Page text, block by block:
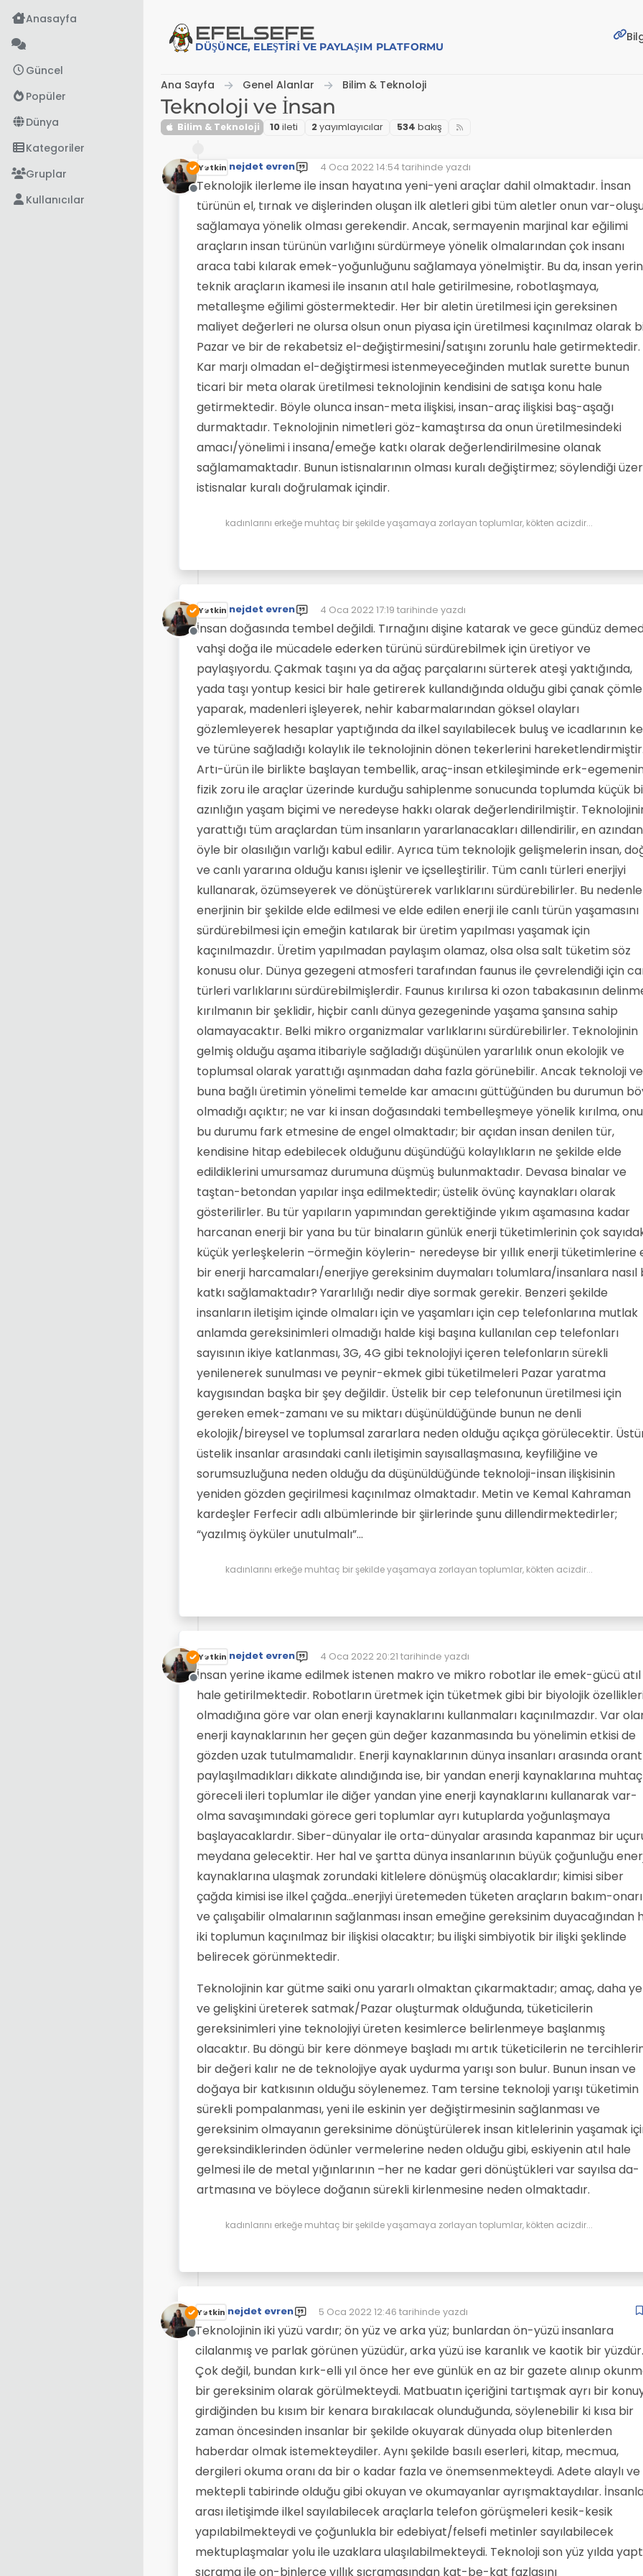
İçeriğe atla
Anasayfa
Güncel
Popüler
Dünya
Kategoriler
Gruplar
Kullanıcılar
EFELSEFE
DÜŞÜNCE, ELEŞTIRI VE PAYLAŞIM PLATFORMU
Ana Sayfa Genel Alanlar Bilim & Teknoloji
Teknoloji ve İnsan
Bilim & Teknoloji 10i̇leti 2yayımlayıcılar 534 bakış
Çevrimdışı
Yetkin nejdet evren 4 Oca 2022 14:54 tarihinde yazdı
Son düzenleyen:
Teknolojik ilerleme ile insan hayatına yeni-yeni araçlar dahil olmaktadır. İnsan
türünün el, tırnak ve dişlerinden oluşan ilk aletleri gibi tüm aletler onun var-
sağlamaya yönelik olması gerekendir. Ancak, sermayenin marjinal kar eğilimi
araçların insan türünün varlığını sürdürmeye yönelik olmalarından çok insanı
araca tabi kılarak emek-yoğunluğunu sağlamaya yönelmiştir. Bu da, insan
teknik araçların ikamesi ile insanın atıl hale getirilmesine, robotlaşmaya,
metalleşme eğilimi göstermektedir. Her bir aletin üretilmesi için gereksinen
maliyet değerleri ne olursa olsun onun piyasa için üretilmesi kaçınılmaz olarak
Pazar ve bir de rekabetsiz el-değiştirmesini/satışını zorunlu hale getirmektedir.
Kar marjı olmadan el-değiştirmesi istenmeyeceğinden mutlak surette bunun
ticari bir meta olarak üretilmesi teknolojinin kendisini de satışa konu hale
getirmektedir. Böyle olunca insan-meta ilişkisi, insan-araç ilişkisi baş-aşağı
durmaktadır. Teknolojinin nimetleri göz-kamaştırsa da onun üretilmesindeki
amacı/yönelimi i insana/emeğe katkı olarak değerlendirilmesine olanak
sağlamamaktadır. Bunun istisnalarının olması kuralı değiştirmez; söylendiği
istisnalar kuralı doğrulamak içindir.
kadınlarını erkeğe muhtaç bir şekilde yaşamaya zorlayan toplumlar, kökten acizdir...
Çevrimdışı
Yetkin nejdet evren 4 Oca 2022 17:19 tarihinde yazdı
Son düzenleyen:
İnsan doğasında tembel değildi. Tırnağını dişine katarak ve gece gündüz
vahşi doğa ile mücadele ederken türünü sürdürebilmek için üretiyor ve
paylaşıyordu. Çakmak taşını ya da ağaç parçalarını sürterek ateşi yaktığında,
yada taşı yontup kesici bir hale getirerek kullandığında olduğu gibi çanak
yaparak, madenleri işleyerek, nehir kabarmalarından göksel olayları
gözlemleyerek hesaplar yaptığında da ilkel sayılabilecek buluş ve icadlarının
ve türüne sağladığı kolaylık ile teknolojinin dönen tekerlerini
Artı-ürün ile birlikte başlayan tembellik, araç-insan etkileşiminde erk-
fizik zoru ile araçlar üzerinde kurduğu sahiplenme sonucunda toplumda küçük
azınlığın yaşam biçimi ve neredeyse hakkı olarak değerlendirilmiştir.
yarattığı tüm araçlardan tüm insanların yararlanacakları dillendirilir, en azından
öyle bir olasılığın varlığı kabul edilir. Ayrıca tüm teknolojik gelişmelerin insan,
ve canlı yararına olduğu kanısı işlenir ve içselleştirilir. Tüm canlı türleri enerjiyi
kullanarak, özümseyerek ve dönüştürerek varlıklarını sürdürebilirler. Bu nedenle
enerjinin bir şekilde elde edilmesi ve elde edilen enerji ile canlı türün yaşamasını
sürdürebilmesi için emeğin katılarak bir üretim yapılması yaşamak için
kaçınılmazdır. Üretim yapılmadan paylaşım olamaz, olsa olsa salt tüketim söz
konusu olur. Dünya gezegeni atmosferi tarafından faunus ile çevrelendiği için
türleri varlıklarını sürdürebilmişlerdir. Faunus kırılırsa ki ozon tabakasının
kırılmanın bir şeklidir, hiçbir canlı dünya gezegeninde yaşama şansına sahip
olamayacaktır. Belki mikro organizmalar varlıklarını sürdürebilirler. Teknolojinin
gelmiş olduğu aşama itibariyle sağladığı düşünülen yararlılık onun ekolojik ve
toplumsal olarak yarattığı aşınmadan daha fazla görünebilir. Ancak teknoloji ve
buna bağlı üretimin yönelimi temelde kar amacını güttüğünden bu durumun
olmadığı açıktır; ne var ki insan doğasındaki tembelleşmeye yönelik kırılma,
bu durumu fark etmesine de engel olmaktadır; bir açıdan insan denilen tür,
kendisine hitap edebilecek olduğunu düşündüğü kolaylıkların ne şekilde elde
edildiklerini umursamaz durumuna düşmüş bulunmaktadır. Devasa binalar ve
taştan-betondan yapılar inşa edilmektedir; üstelik övünç kaynakları olarak
gösterilirler. Bu tür yapıların yapımından gerektiğinde yıkım aşamasına kadar
harcanan enerji bir yana bu tür binaların günlük enerji tüketimlerinin çok
küçük yerleşkelerin –örmeğin köylerin- neredeyse bir yıllık enerji tüketimlerine
bir enerji harcamaları/enerjiye gereksinim duymaları tolumlara/insanlara nasıl
katkı sağlamaktadır? Yararlılığı nedir diye sormak gerekir. Benzeri şekilde
insanların iletişim içinde olmaları için ve yaşamları için cep telefonlarına mutlak
anlamda gereksinimleri olmadığı halde kişi başına kullanılan cep telefonları
sayısının ikiye katlanması, 3G, 4G gibi teknolojiyi içeren telefonların sürekli
yenilenerek sunulması ve peynir-ekmek gibi tüketilmeleri Pazar yaratma
kaygısından başka bir şey değildir. Üstelik bir cep telefonunun üretilmesi için
gereken emek-zamanı ve su miktarı düşünüldüğünde bunun ne denli
ekolojik/bireysel ve toplumsal zararlara neden olduğu açıkça görülecektir.
üstelik insanlar arasındaki canlı iletişimin sayısallaşmasına, keyfiliğine ve
sorumsuzluğuna neden olduğu da düşünüldüğünde teknoloji-insan ilişkisinin
yeniden gözden geçirilmesi kaçınılmaz olmaktadır. Metin ve Kemal Kahraman
kardeşler Ferfecir adlı albümlerinde bir şiirlerinde şunu dillendirmektedirler;
“yazılmış öyküler unutulmalı”...
kadınlarını erkeğe muhtaç bir şekilde yaşamaya zorlayan toplumlar, kökten acizdir...
Çevrimdışı
Yetkin nejdet evren 4 Oca 2022 20:21 tarihinde yazdı
Son düzenleyen:
İnsan yerine ikame edilmek istenen makro ve mikro robotlar ile emek-gücü atıl
hale getirilmektedir. Robotların üretmek için tüketmek gibi bir biyolojik
olmadığına göre var olan enerji kaynaklarını kullanmaları kaçınılmazdır. Var
enerji kaynaklarının her geçen gün değer kazanmasında bu yönelimin etkisi de
gözden uzak tutulmamalıdır. Enerji kaynaklarının dünya insanları arasında
paylaşılmadıkları dikkate alındığında ise, bir yandan enerji kaynaklarına
göreceli ileri toplumlar ile diğer yandan yine enerji kaynaklarını kullanarak var-
olma savaşımındaki görece geri toplumlar ayrı kutuplarda yoğunlaşmaya
başlayacaklardır. Siber-dünyalar ile orta-dünyalar arasında kapanmaz bir
meydana gelecektir. Her hal ve şartta dünya insanlarının büyük çoğunluğu
kaynaklarına ulaşmak zorundaki kitlelere dönüşmüş olacaklardır; kimisi siber
çağda kimisi ise ilkel çağda...enerjiyi üretemeden tüketen araçların bakım-
ve çalışabilir olmalarının sağlanması insan emeğine gereksinim duyacağından
iki toplumun kaçınılmaz bir ilişkisi olacaktır; bu ilişki simbiyotik bir ilişki şeklinde
belirecek görünmektedir.
Teknolojinin kar gütme saiki onu yararlı olmaktan çıkarmaktadır; amaç, daha
ve gelişkini üreterek satmak/Pazar oluşturmak olduğunda, tüketicilerin
gereksinimleri yine teknolojiyi üreten kesimlerce belirlenmeye başlanmış
olacaktır. Bu döngü bir kere dönmeye başladı mı artık tüketicilerin ne
bir değeri kalır ne de teknolojiye ayak uydurma yarışı son bulur. Bunun insan ve
doğaya bir katkısının olduğu söylenemez. Tam tersine teknoloji yarışı tüketimin
sürekli pompalanması, yeni ile eskinin yer değiştirmesinin sağlanması ve
gereksinim olmayanın gereksinime dönüştürülerek insan kitlelerinin yaşamak
gereksindiklerinden ödünler vermelerine neden olduğu gibi, eskiyenin atıl hale
gelmesi ile de metal yığınlarının –her ne kadar geri dönüştükleri var sayılsa da-
artmasına ve böylece doğanın sürekli kirlenmesine neden olmaktadır.
kadınlarını erkeğe muhtaç bir şekilde yaşamaya zorlayan toplumlar, kökten acizdir...
Çevrimdışı
Yetkin nejdet evren 5 Oca 2022 12:46 tarihinde yazdı
Son düzenleyen:
Teknolojinin iki yüzü vardır; ön yüz ve arka yüz; bunlardan ön-yüzü insanlara
cilalanmış ve parlak görünen yüzüdür, arka yüzü ise karanlık ve kaotik bir yüzdür.
Çok değil, bundan kırk-elli yıl önce her eve günlük en az bir gazete alınıp
bir gereksinim olarak görülmekteydi. Matbuatın içeriğini tartışmak ayrı bir
girdiğinden bu kısım bir kenara bırakılacak olunduğunda, söylenebilir ki kısa bir
zaman öncesinden insanlar bir şekilde okuyarak dünyada olup bitenlerden
haberdar olmak istemekteydiler. Aynı şekilde basılı eserleri, kitap, mecmua,
dergileri okuma oranı da bir o kadar fazla ve önemsenmekteydi. Adete alaylı ve
mektepli tabirinde olduğu gibi okuyan ve okumayanlar ayrışmaktaydılar.
arası iletişimde ilkel sayılabilecek araçlarla telefon görüşmeleri kesik-kesik
yapılabilmekteydi ve çoğunlukla bir edebiyat/felsefi metinler sayılabilecek
mektuplaşmalar yolu ile uzaklara ulaşılabilmekteydi. Teknoloji son yüz yılda
sıçrama ile on-binlerce yıllık sıçramasından kat-be-kat fazlasını